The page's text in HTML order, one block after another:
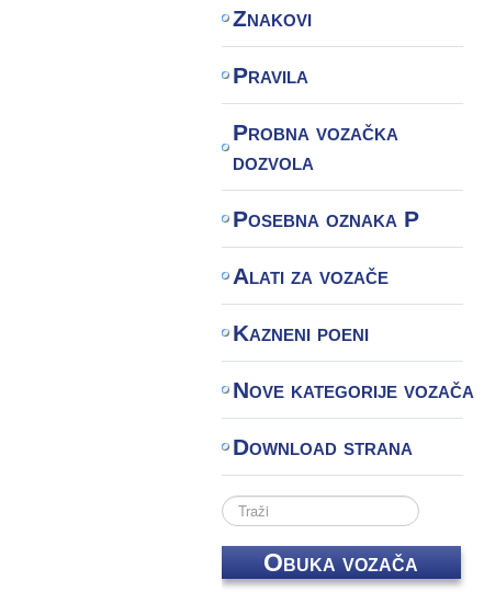
Znakovi
Pravila
Probna vozačka
dozvola
Posebna oznaka P
Alati za vozače
Kazneni poeni
Nove kategorije vozača
Download strana
Search
...
Obuka vozača